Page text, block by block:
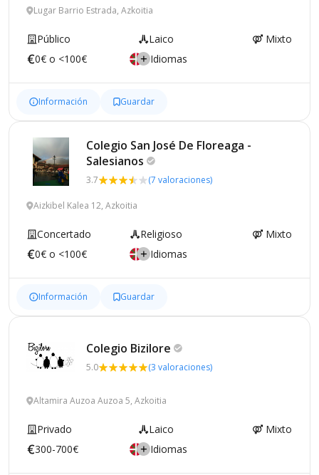
Lugar Barrio Estrada, Azkoitia
Público Laico
Mixto
0€ o <100€
Idiomas
Información Guardar
Colegio San José De Floreaga -
Salesianos
3.7 (7 valoraciones)
Aizkibel Kalea 12, Azkoitia
Concertado Religioso
Mixto
0€ o <100€
Idiomas
Información Guardar
Colegio Bizilore
5.0 (3 valoraciones)
Altamira Auzoa Auzoa 5, Azkoitia
Privado Laico
Mixto
300-700€
Idiomas